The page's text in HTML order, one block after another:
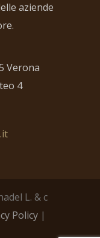
aziende
Verona
4
L. & c
Policy |